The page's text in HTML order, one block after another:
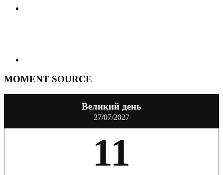
MOMENT SOURCE
Великий день
27/07/2027
11